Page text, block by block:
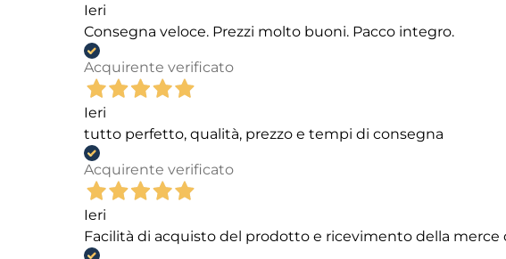
Ieri
Consegna veloce. Prezzi molto buoni. Pacco integro.
Acquirente verificato
Ieri
tutto perfetto, qualità, prezzo e tempi di consegna
Acquirente verificato
Ieri
Facilità di acquisto del prodotto e ricevimento della